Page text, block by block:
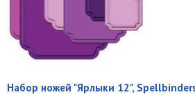
Набор ножей "Ярлыки 12",